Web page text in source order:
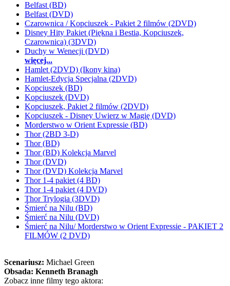
Belfast (BD)
Belfast (DVD)
Czarownica / Kopciuszek - Pakiet 2 filmów (2DVD)
Disney Hity Pakiet (Piękna i Bestia, Kopciuszek,
Czarownica) (3DVD)
Duchy w Wenecji (DVD)
więcej...
Hamlet (2DVD) (Ikony kina)
Hamlet-Edycja Specjalna (2DVD)
Kopciuszek (BD)
Kopciuszek (DVD)
Kopciuszek, Pakiet 2 filmów (2DVD)
Kopciuszek - Disney Uwierz w Magię (DVD)
Morderstwo w Orient Expressie (BD)
Thor (2BD 3-D)
Thor (BD)
Thor (BD) Kolekcja Marvel
Thor (DVD)
Thor (DVD) Kolekcja Marvel
Thor 1-4 pakiet (4 BD)
Thor 1-4 pakiet (4 DVD)
Thor Trylogia (3DVD)
Śmierć na Nilu (BD)
Śmierć na Nilu (DVD)
Śmierć na Nilu/ Morderstwo w Orient Expressie - PAKIET 2
FILMÓW (2 DVD)
Scenariusz: Michael Green
Obsada: Kenneth Branagh
Zobacz inne filmy tego aktora: